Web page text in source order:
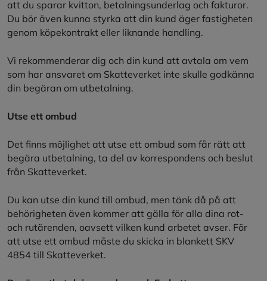
att du sparar kvitton, betalningsunderlag och fakturor.
Du bör även kunna styrka att din kund äger fastigheten
genom köpekontrakt eller liknande handling.
Vi rekommenderar dig och din kund att avtala om vem
som har ansvaret om Skatteverket inte skulle godkänna
din begäran om utbetalning.
Utse ett ombud
Det finns möjlighet att utse ett ombud som får rätt att
begära utbetalning, ta del av korrespondens och beslut
från Skatteverket.
Du kan utse din kund till ombud, men tänk då på att
behörigheten även kommer att gälla för alla dina rot-
och rutärenden, oavsett vilken kund arbetet avser. För
att utse ett ombud måste du skicka in blankett SKV
4854 till Skatteverket.